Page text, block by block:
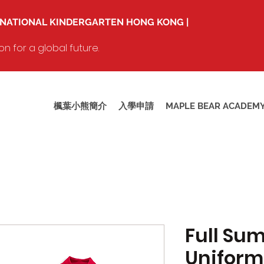
KINDERGARTEN HONG KONG |
for a global future.
楓葉小熊簡介 入學申請 MAPLE BEAR
Full